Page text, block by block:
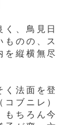
、鳥見日
のの、ス
を縦横無尽
く法面を登
ブニレ）
もちろん今